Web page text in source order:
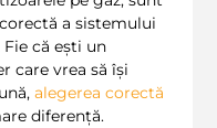
a sistemului
că ești un
care vrea să își
alegerea corectă
diferență.